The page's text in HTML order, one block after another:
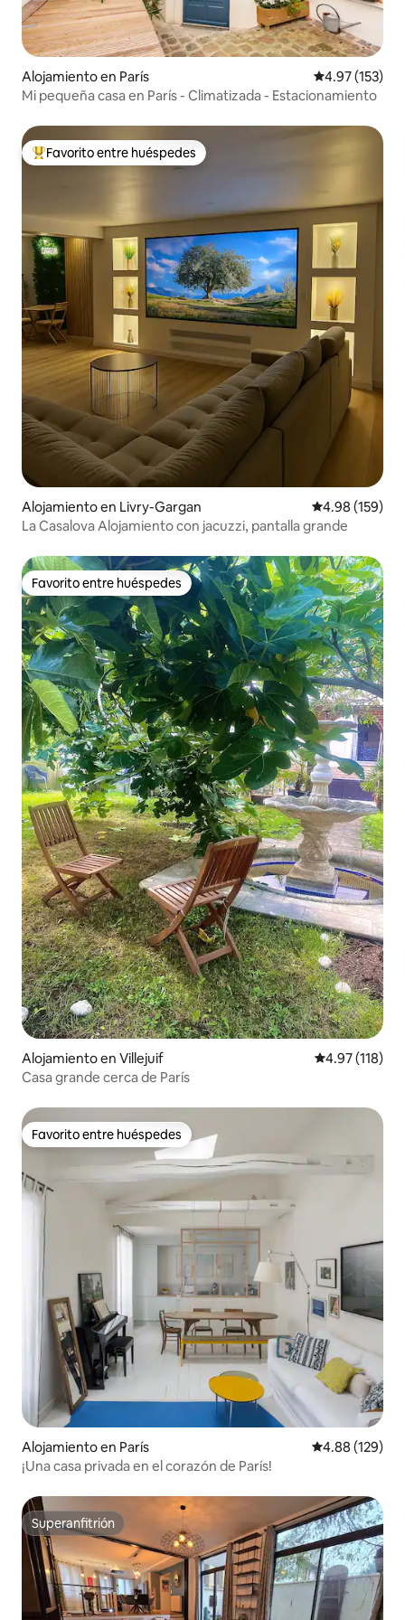
Alojamiento en París Calificación
4.97 (153)
Mi pequeña casa en París - Climatizada - Estacionamiento
Favorito entre huéspedes preferido
Favorito entre huéspedes
Alojamiento en Livry-Gargan Calificación
4.98 (159)
La Casalova Alojamiento con jacuzzi, pantalla grande
Favorito entre huéspedes
Favorito entre huéspedes
Alojamiento en Villejuif Calificación
4.97 (118)
Casa grande cerca de París
Favorito entre huéspedes
Favorito entre huéspedes
Alojamiento en París Calificación
4.88 (129)
¡Una casa privada en el corazón de París!
Superanfitrión
Superanfitrión